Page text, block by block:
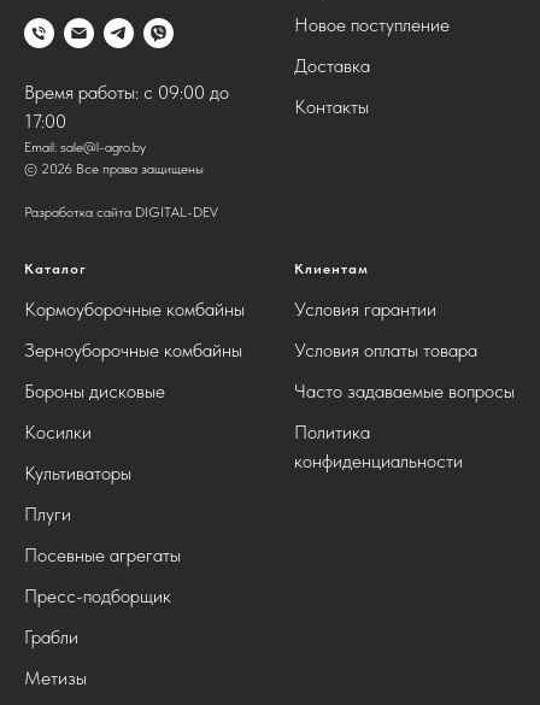
Время работы: с 09:00 до
17:00
Email: sale@l-agro.by
© 2026 Все права защищены
Разработка сайта DIGITAL-DEV
Новое поступление
Доставка
Контакты
Каталог
Кормоуборочные комбайны
Зерноуборочные комбайны
Бороны дисковые
Косилки
Культиваторы
Плуги
Посевные агрегаты
Пресс-подборщик
Грабли
Метизы
Клиентам
Условия гарантии
Условия оплаты товара
Часто задаваемые вопросы
Политика
конфиденциальности